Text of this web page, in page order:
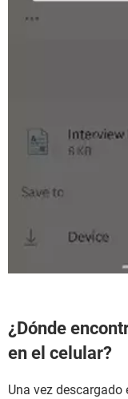
¿Dónde
en el celular?
Una vez